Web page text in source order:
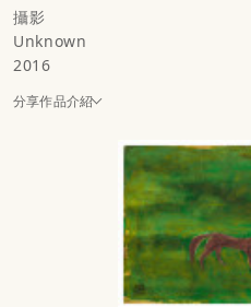
攝影
Unknown
2016
分享作品介紹